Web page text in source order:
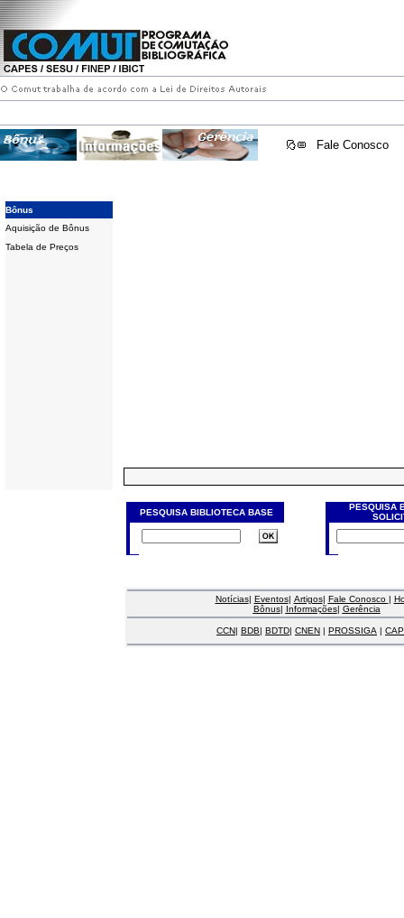
Fale Conosco
Bônus
Aquisição de Bônus
Tabela de Preços
PESQUISA BIBLIOTECA BASE
PESQUISA
Notícias| Eventos| Artigos| Fale Conosco |
Bônus| Informações| Gerência
CCN| BDB| BDTD| CNEN | PROSSIGA |